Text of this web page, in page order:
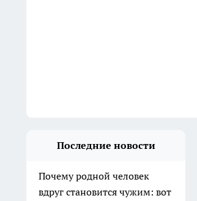
Последние новости
Почему родной человек
вдруг становится чужим: вот